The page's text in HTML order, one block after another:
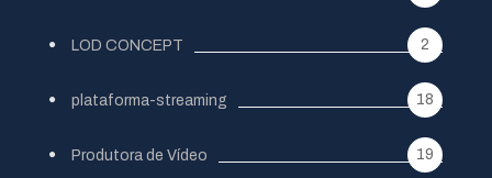
LOD CONCEPT 2
plataforma-streaming 18
Produtora de Vídeo 19